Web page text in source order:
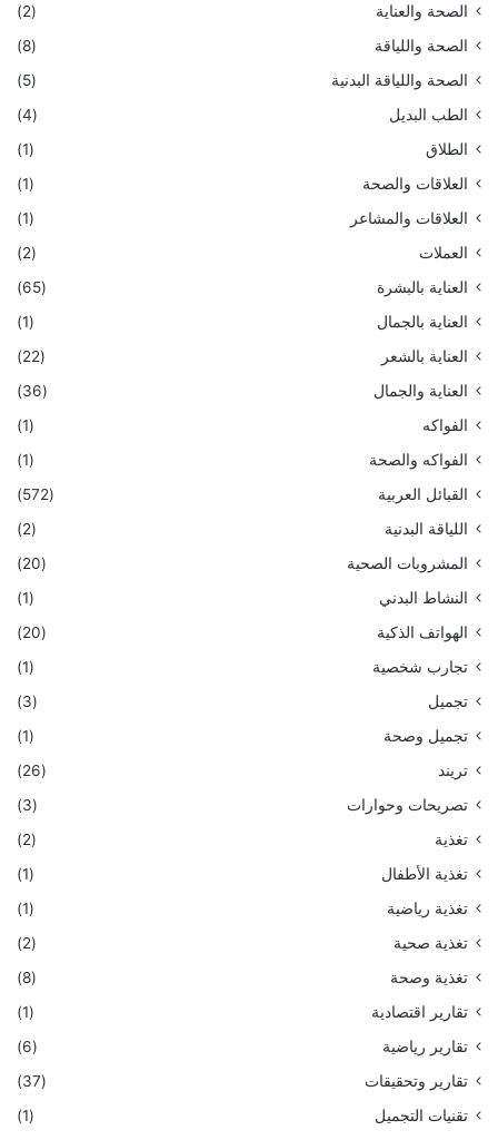
الصحة والعناية
(2)
الصحة واللياقة
(8)
الصحة واللياقة البدنية
(5)
الطب البديل
(4)
الطلاق
(1)
العلاقات والصحة
(1)
العلاقات والمشاعر
(1)
العملات
(2)
العناية بالبشرة
(65)
العناية بالجمال
(1)
العناية بالشعر
(22)
العناية والجمال
(36)
الفواكه
(1)
الفواكه والصحة
(1)
القبائل العربية
(572)
اللياقة البدنية
(2)
المشروبات الصحية
(20)
النشاط البدني
(1)
الهواتف الذكية
(20)
تجارب شخصية
(1)
تجميل
(3)
تجميل وصحة
(1)
تريند
(26)
تصريحات وحوارات
(3)
تغذية
(2)
تغذية الأطفال
(1)
تغذية رياضية
(1)
تغذية صحية
(2)
تغذية وصحة
(8)
تقارير اقتصادية
(1)
تقارير رياضية
(6)
تقارير وتحقيقات
(37)
تقنيات التجميل
(1)